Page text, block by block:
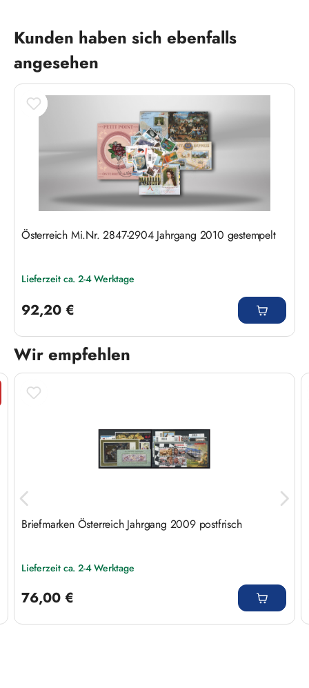
Produktgalerie überspringen
Kunden haben sich ebenfalls
angesehen
Österreich Mi.Nr. 2847-2904 Jahrgang 2010 gestempelt
Lieferzeit ca. 2-4 Werktage
92,20 €
Wir empfehlen
Produktgalerie überspringen
Briefmarken Österreich Jahrgang 2009 postfrisch
Lieferzeit ca. 2-4 Werktage
76,00 €